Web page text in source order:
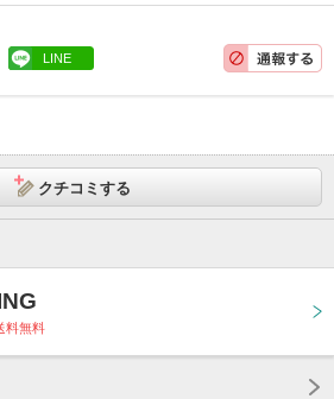
LINE
クチコミする
料無料